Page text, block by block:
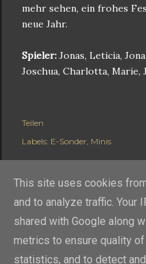
mehr sehen, ein frohes
neue Jahr.
Spieler: Jonas, Leticia,
Joschua, Charlotta, Marie,
Teilen
Labels: E-Sonder Minis
This site uses cookies
and to analyze traffic. Your
shared with Google along
metrics to ensure quality
statistics, and to detect